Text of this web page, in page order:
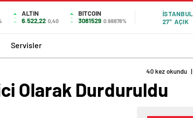
ALTIN
6.522,22 0,40
BITCOIN
3081529 0.98878%
İSTANBUL
27° AÇIK
Servisler
40 kez okundu |
Olarak Durduruldu